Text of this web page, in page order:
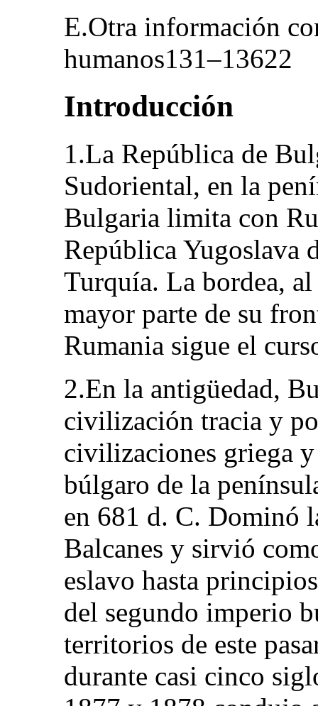
E.Otra información
humanos131–13622
Introducción
1.La República de
Sudoriental, en la
Bulgaria limita con
República Yugoslava
Turquía. La bordea,
mayor parte de su
Rumania sigue el
2.En la antigüedad,
civilización tracia y
civilizaciones griega
búlgaro de la
en 681 d. C. Dominó
Balcanes y sirvió
eslavo hasta
del segundo imperio
territorios de este
durante casi cinco